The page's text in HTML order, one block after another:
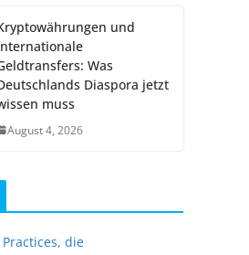
und
Was
Diaspora jetzt
muss
August 4, 2026
die